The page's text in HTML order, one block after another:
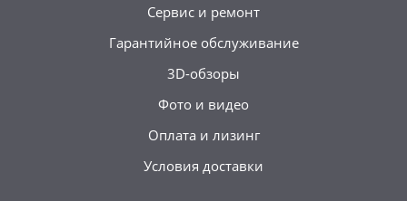
Сервис и ремонт
Гарантийное обслуживание
3D-обзоры
Фото и видео
Оплата и лизинг
Условия доставки